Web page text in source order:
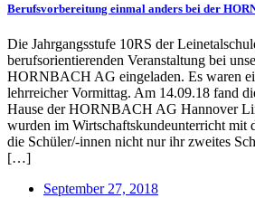
Berufsvorbereitung einmal anders bei der
Die Jahrgangsstufe 10RS der
berufsorientierenden Veranstaltung bei
HORNBACH AG eingeladen. Es waren
lehrreicher Vormittag. Am 14.09.18 fand
Hause der HORNBACH AG Hannover
wurden im Wirtschaftskundeunterricht mit
die Schüler/-innen nicht nur ihr zweites
[…]
September 27, 2018